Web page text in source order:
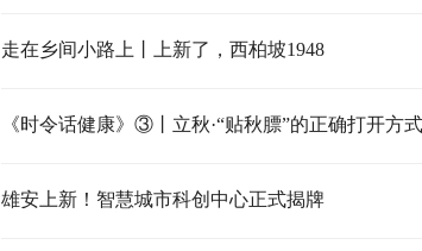
走在乡间小路上丨上新了，西柏坡1948
《时令话健康》③丨立秋·“贴秋膘”的正确打开方式
雄安上新！智慧城市科创中心正式揭牌